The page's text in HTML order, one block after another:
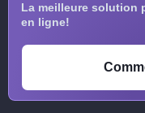
La meilleure solution
en ligne!